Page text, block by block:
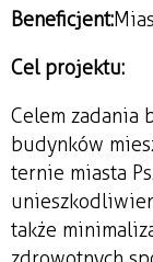
Beneficjent:
Cel projektu:
Celem zadania
budynków
ternie miasta
także